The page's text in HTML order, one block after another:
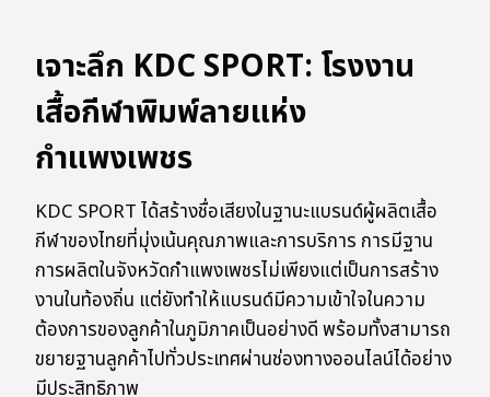
เจาะลึก KDC SPORT: โรงงาน
เสื้อกีฬาพิมพ์ลายแห่ง
กำแพงเพชร
KDC SPORT ได้สร้างชื่อเสียงในฐานะแบรนด์ผู้ผลิตเสื้อ
กีฬาของไทยที่มุ่งเน้นคุณภาพและการบริการ การมีฐาน
การผลิตในจังหวัดกำแพงเพชรไม่เพียงแต่เป็นการสร้าง
งานในท้องถิ่น แต่ยังทำให้แบรนด์มีความเข้าใจในความ
ต้องการของลูกค้าในภูมิภาคเป็นอย่างดี พร้อมทั้งสามารถ
ขยายฐานลูกค้าไปทั่วประเทศผ่านช่องทางออนไลน์ได้อย่าง
มีประสิทธิภาพ